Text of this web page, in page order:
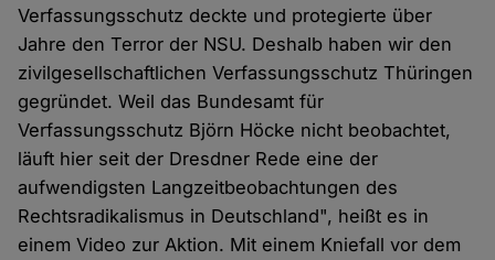
Verfassungsschutz deckte und protegierte über
Jahre den Terror der NSU. Deshalb haben wir den
zivilgesellschaftlichen Verfassungsschutz Thüringen
gegründet. Weil das Bundesamt für
Verfassungsschutz Björn Höcke nicht beobachtet,
läuft hier seit der Dresdner Rede eine der
aufwendigsten Langzeitbeobachtungen des
Rechtsradikalismus in Deutschland", heißt es in
einem Video zur Aktion. Mit einem Kniefall vor dem